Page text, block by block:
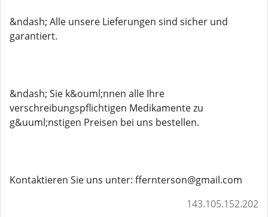
&ndash; Alle unsere Lieferungen sind sicher und
garantiert.
&ndash; Sie k&ouml;nnen alle Ihre
verschreibungspflichtigen Medikamente zu
g&uuml;nstigen Preisen bei uns bestellen.
Kontaktieren Sie uns unter: ffernterson@gmail.com
143.105.152.202